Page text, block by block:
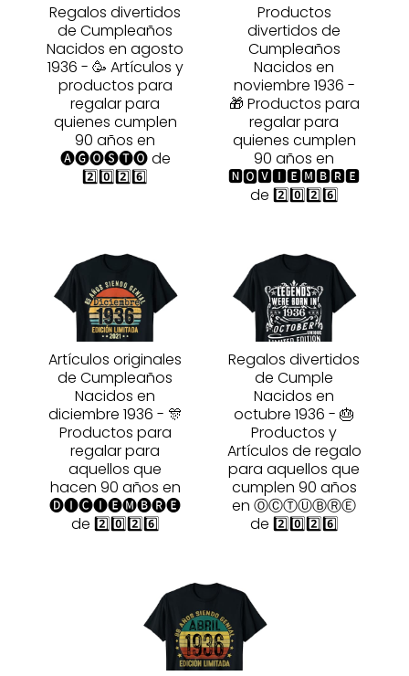
Regalos divertidos
de Cumpleaños
Nacidos en agosto
1936 - 🥳 Artículos y
productos para
regalar para
quienes cumplen
90 años en
🅐🅖🅞🅢🅣🅞 de
2️⃣0️⃣2️⃣6️⃣
Productos
divertidos de
Cumpleaños
Nacidos en
noviembre 1936 -
🎁 Productos para
regalar para
quienes cumplen
90 años en
🅽🅾🆅🅸🅴🅼🅱🆁🅴
de 2️⃣0️⃣2️⃣6️⃣
Artículos originales
de Cumpleaños
Nacidos en
diciembre 1936 - 🎊
Productos para
regalar para
aquellos que
hacen 90 años en
🅓🅘🅒🅘🅔🅜🅑🅡🅔
de 2️⃣0️⃣2️⃣6️⃣
Regalos divertidos
de Cumple
Nacidos en
octubre 1936 - 🎂
Productos y
Artículos de regalo
para aquellos que
cumplen 90 años
en ⓄⒸⓉⓊⒷⓇⒺ
de 2️⃣0️⃣2️⃣6️⃣